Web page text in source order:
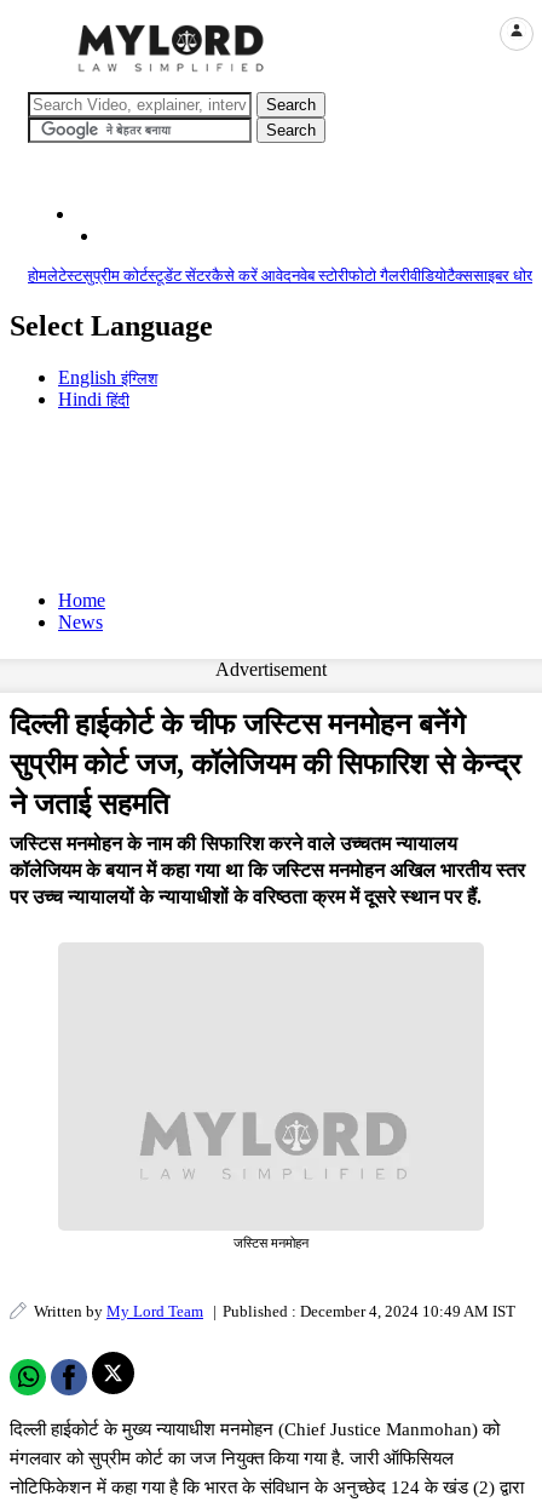
होमलेटेस्टसुप्रीम कोर्टस्टूडेंट सेंटरकैसे करें आवेदनवेब स्टोरीफोटो गैलरीवीडियोटैक्ससाइबर
Select Language
Englishइंग्लिश
Hindiहिंदी
Home
News
Advertisement
दिल्ली हाईकोर्ट के चीफ जस्टिस मनमोहन बनेंगे
सुप्रीम कोर्ट जज, कॉलेजियम की सिफारिश से केन्द्र
ने जताई सहमति
जस्टिस मनमोहन के नाम की सिफारिश करने वाले उच्चतम न्यायालय
कॉलेजियम के बयान में कहा गया था कि जस्टिस मनमोहन अखिल भारतीय स्तर
पर उच्च न्यायालयों के न्यायाधीशों के वरिष्ठता क्रम में दूसरे स्थान पर हैं.
जस्टिस मनमोहन
Written by My Lord Team | Published : December 4, 2024 10:49 AM IST
दिल्ली हाईकोर्ट के मुख्य न्यायाधीश मनमोहन (Chief Justice Manmohan) को
मंगलवार को सुप्रीम कोर्ट का जज नियुक्त किया गया है. जारी ऑफिसियल
नोटिफिकेशन में कहा गया है कि भारत के संविधान के अनुच्छेद 124 के खंड (2) द्वारा